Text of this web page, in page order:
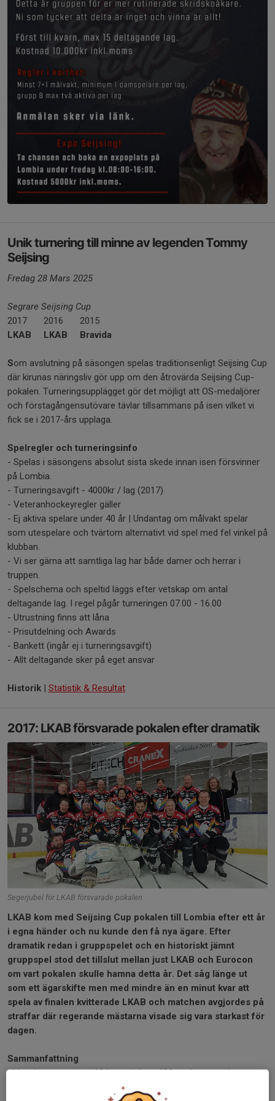
Unik turnering till minne av legenden Tommy
Seijsing
Fredag 28 Mars 2025
Segrare Seijsing Cup
2017
2016
2015
LKAB LKAB Bravida
Som avslutning på säsongen spelas traditionsenligt Seijsing Cup
där kirunas näringsliv gör upp om den åtrovärda Seijsing Cup-
pokalen. Turneringsupplägget gör det möjligt att OS-medaljörer
och förstagångensutövare tävlar tillsammans på isen vilket vi
fick se i 2017-års upplaga.
Spelregler och turneringsinfo
- Spelas i säsongens absolut sista skede innan isen försvinner
på Lombia.
- Turneringsavgift - 4000kr / lag (2017)
- Veteranhockeyregler gäller
- Ej aktiva spelare under 40 år | Undantag om målvakt spelar
som utespelare och tvärtom alternativt vid spel med fel vinkel på
klubban.
- Vi ser gärna att samtliga lag har både damer och herrar i
truppen.
- Spelschema och speltid läggs efter vetskap om antal
deltagande lag. I regel pågår turneringen 07.00 - 16.00
- Utrustning finns att låna
- Prisutdelning och Awards
- Bankett (ingår ej i turneringsavgift)
- Allt deltagande sker på eget ansvar
Historik | Statistik & Resultat
2017: LKAB försvarade pokalen efter dramatik
Segerjubel för LKAB försvarade pokalen
LKAB kom med Seijsing Cup pokalen till Lombia efter ett år
i egna händer och nu kunde den få nya ägare. Efter
dramatik redan i gruppspelet och en historiskt jämnt
gruppspel stod det tillslut mellan just LKAB och Eurocon
om vart pokalen skulle hamna detta år. Det såg länge ut
som ett ägarskifte men med mindre än en minut kvar att
spela av finalen kvitterade LKAB och matchen avgjordes på
straffar där regerande mästarna visade sig vara starkast för
dagen.
Sammanfattning
Vi kan konstatera att 10 lag och över 100 spelare som inte
spelar ishockey till vardags deltog i årets upplaga. Det unika med